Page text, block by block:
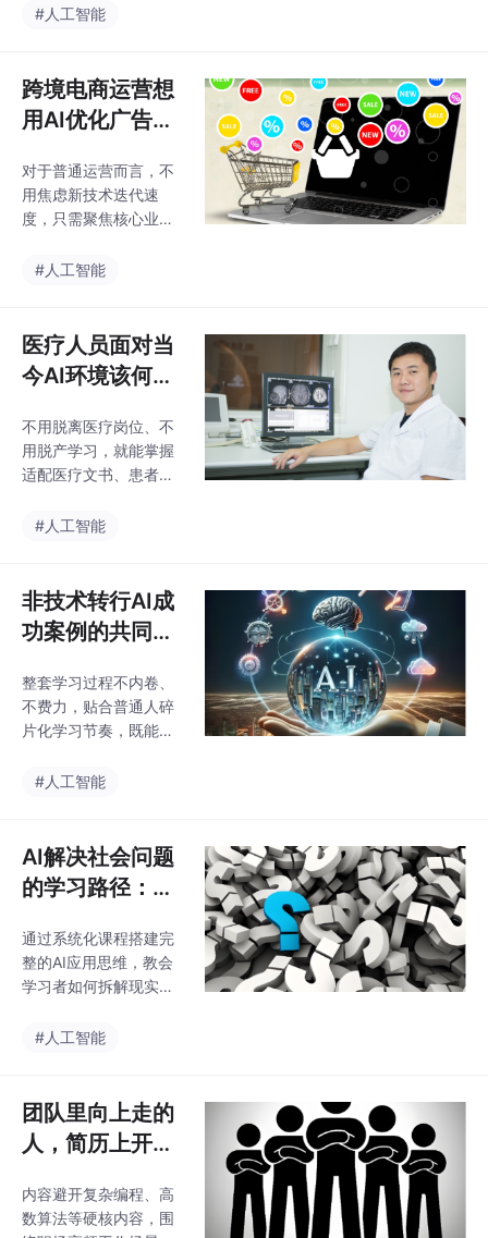
注册人工智能工程师认
养逻辑，能够帮助管理
者搭建更适配团
新人彻底告别碎片化自
散的工具操作转化为可
落地、可复用的职场硬
技能，彻底摆脱新人同
职场成长方式，是让AI
承接繁琐、机械的基础
工作，把宝贵的时间和
解、沟通统筹、问题研
频学技巧、随意试用各
类工具，没有系
#人工智能
跨境电商运营想
用AI优化广告和
开始学？
对于普通运营而言，不
用焦虑新技术迭代速
度，只需聚焦核心业
品、AI广告优化能力，
岗位竞争力。跨境电商
运营学习AI，不需要深
厚的技术基础，核心永
现。从工具入门、场景
实操到逻辑进阶，一步
步将AI能力融入选品与
决店铺选品难、广告投
电商日常运营场景，整
理出一套零基础可
#人工智能
医疗人员面对当
今AI环境该何去
不用脱离医疗岗位、不
用脱产学习，就能掌握
适配医疗文书、患者管
普的AI实用能力，帮医
趋势。既懂医疗专业、
又懂智能工具落地的从
业者，不管是岗位晋
阶，还是对接医院数字
化项目，都拥有绝对优
势，也是当下医疗机构
以往医护人员大量的时
录、科普文案编辑、数
据核对上，重复枯燥、
#人工智能
非技术转行AI成
功案例的共同
认知，再找交叉
岗位
整套学习过程不内卷、
不费力，贴合普通人碎
片化学习节奏，既能扎
形成可落地、可展示的
的认证课程，有着清晰
的学习层级和知识框
架，从基础认知到场景
辑拆解，循序渐进补齐
零基础人群的认知短
板，帮学习者搞懂AI能
何适配工作场景。AI运
理、数字化项目落地等
交叉岗位，不要
#人工智能
AI解决社会问题
的学习路径：不
构化知识把善意
落地
通过系统化课程搭建完
整的AI应用思维，教会
学习者如何拆解现实问
落地流程，让普通人也
善意从口号变成现实。
如今依托AI结构化应用
能力，就能高效完成批
准化输出，让公共服
务、公益帮扶、便民科
#人工智能
团队里向上走的
人，简历上开始
势：AI基础认证
内容避开复杂编程、高
数算法等硬核内容，围